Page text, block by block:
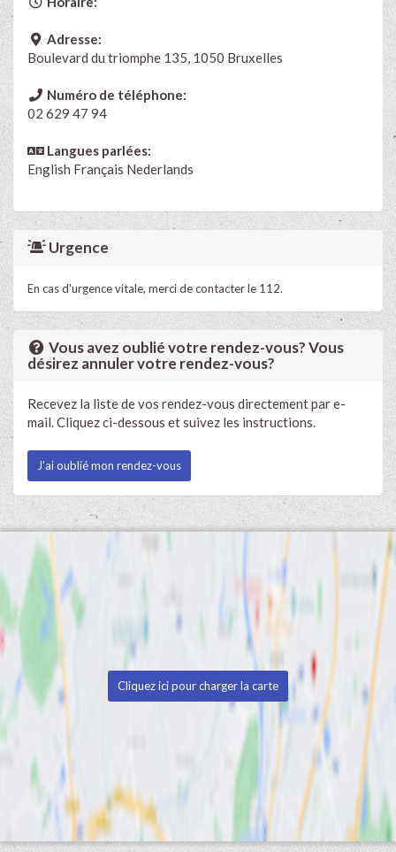
Adresse:
Boulevard du triomphe 135, 1050 Bruxelles
Numéro de téléphone:
02 629 47 94
Langues parlées:
English Français Nederlands
Urgence
En cas d'urgence vitale, merci de contacter le 112.
Vous avez oublié votre rendez-vous? Vous
désirez annuler votre rendez-vous?
Recevez la liste de vos rendez-vous directement par e-
mail. Cliquez ci-dessous et suivez les instructions.
J'ai oublié mon rendez-vous
Cliquez ici pour charger la carte